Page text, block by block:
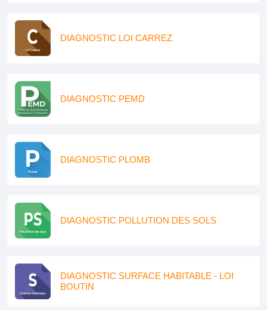
DIAGNOSTIC LOI CARREZ
DIAGNOSTIC PEMD
DIAGNOSTIC PLOMB
DIAGNOSTIC POLLUTION DES SOLS
DIAGNOSTIC SURFACE HABITABLE - LOI
BOUTIN